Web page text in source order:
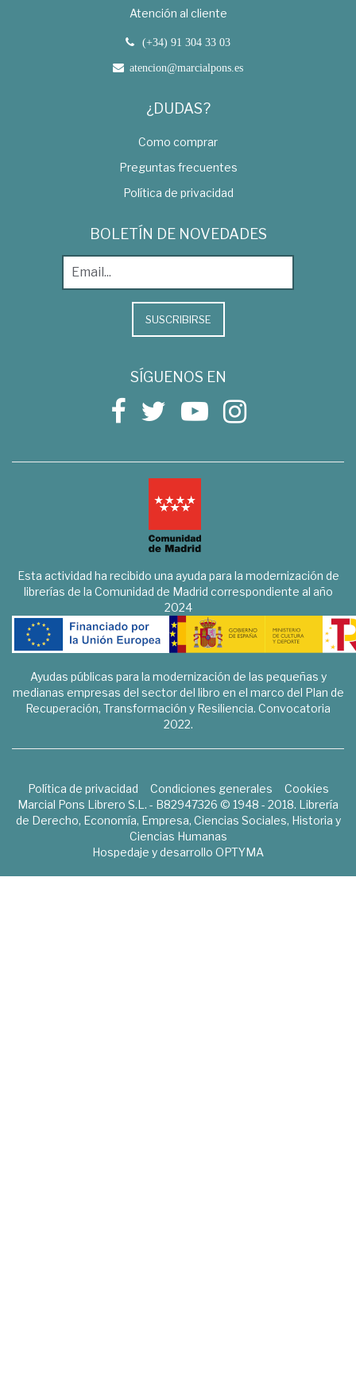
Atención al cliente
(+34) 91 304 33 03
atencion@marcialpons.es
¿DUDAS?
Como comprar
Preguntas frecuentes
Política de privacidad
BOLETÍN DE NOVEDADES
SUSCRIBIRSE
SÍGUENOS EN
Esta actividad ha recibido una ayuda para la modernización de
librerías de la Comunidad de Madrid correspondiente al año
2024
Ayudas públicas para la modernización de las pequeñas y
medianas empresas del sector del libro en el marco del Plan de
Recuperación, Transformación y Resiliencia. Convocatoria
2022.
Política de privacidad Condiciones generales
Cookies
Marcial Pons Librero S.L. - B82947326 © 1948 - 2018. Librería
de Derecho, Economía, Empresa, Ciencias Sociales, Historia y
Ciencias Humanas
Hospedaje y desarrollo OPTYMA